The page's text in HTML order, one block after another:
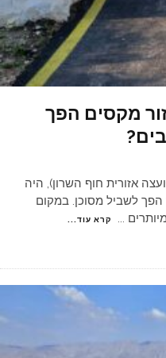
מקסים הפך
אזורית חוף השרון), היה
הפך לשביל מסוכן. במקום
... קרא עוד...